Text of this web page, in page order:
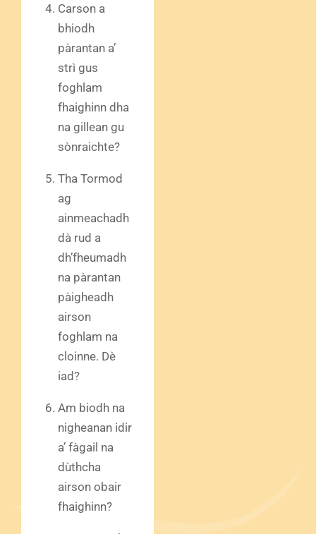
Carson a
bhiodh
pàrantan a’
strì gus
foghlam
fhaighinn dha
na gillean gu
sònraichte?
Tha Tormod
ag
ainmeachadh
dà rud a
dh’fheumadh
na pàrantan
pàigheadh
airson
foghlam na
cloinne. Dè
iad?
Am biodh na
nigheanan idir
a’ fàgail na
dùthcha
airson obair
fhaighinn?